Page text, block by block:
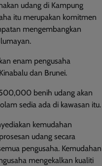
udang di Kampung
itu merupakan komitmen
mengembangkan
enam pengusaha
dan Brunei.
benih udang akan
sedia ada di kawasan itu.
kemudahan
udang secara
pengusaha. Kemudahan
mengekalkan kualiti